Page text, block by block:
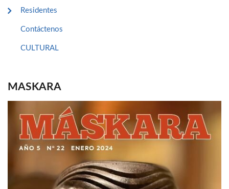
Residentes
Contáctenos
CULTURAL
MASKARA